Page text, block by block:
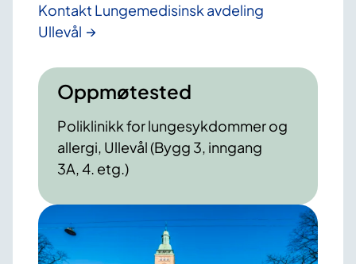
Kontakt Lungemedisinsk avdeling
Ullevål
Oppmøtested
Poliklinikk for lungesykdommer og
allergi, Ullevål (Bygg 3, inngang
3A, 4. etg.)